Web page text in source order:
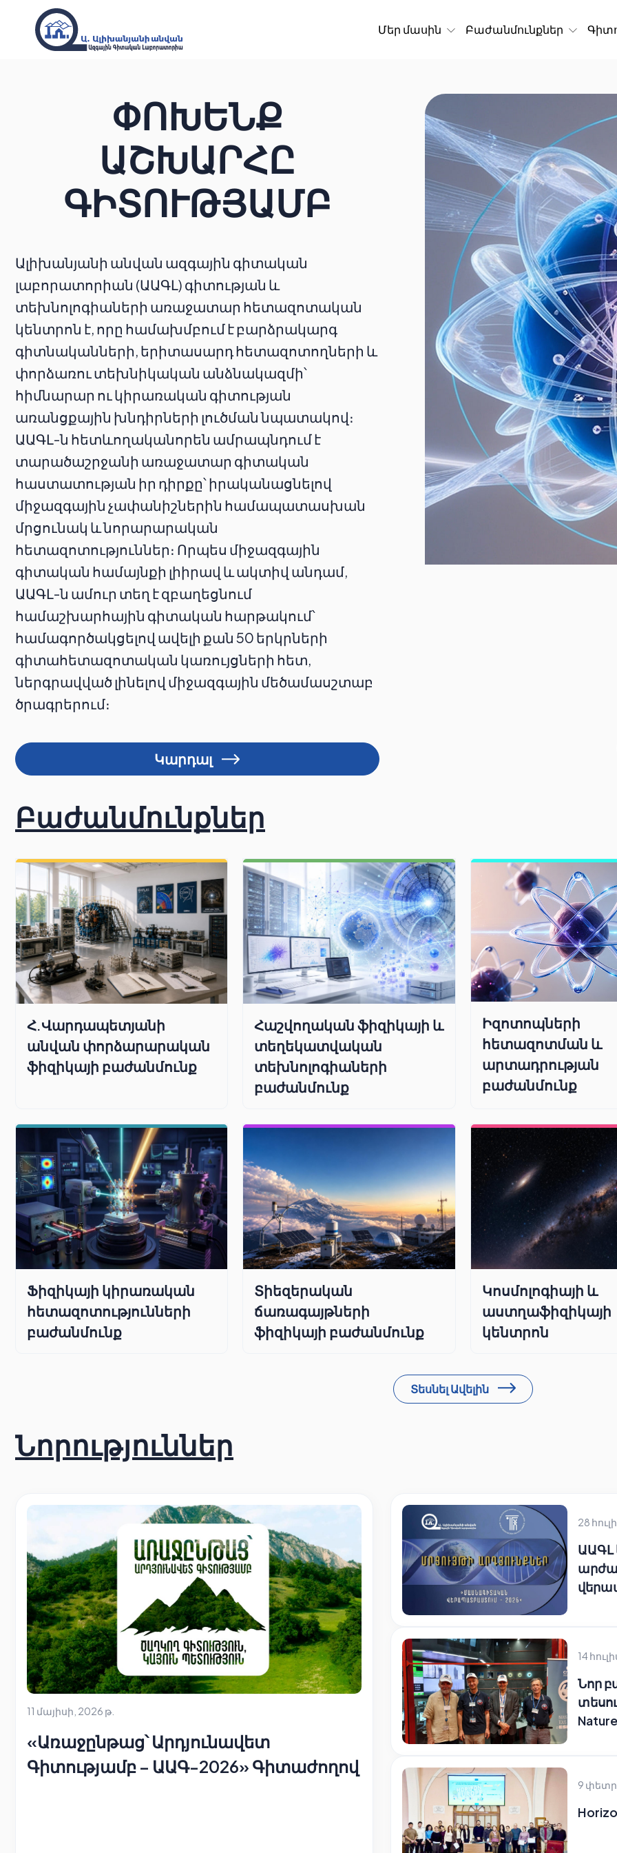
Մեր մասին Բաժանմունքներ
ՓՈԽԵՆՔ
ԱՇԽԱՐՀԸ
ԳԻՏՈՒԹՅԱՄԲ
Ալիխանյանի անվան ազգային գիտական
լաբորատորիան (ԱԱԳԼ) գիտության և
տեխնոլոգիաների առաջատար հետազոտական
կենտրոն է, որը համախմբում է բարձրակարգ
գիտնականների, երիտասարդ հետազոտողների և
փորձառու տեխնիկական անձնակազմի՝
հիմնարար ու կիրառական գիտության
առանցքային խնդիրների լուծման նպատակով։
ԱԱԳԼ-ն հետևողականորեն ամրապնդում է
տարածաշրջանի առաջատար գիտական
հաստատության իր դիրքը՝ իրականացնելով
միջազգային չափանիշներին համապատասխան
մրցունակ և նորարարական
հետազոտություններ։ Որպես միջազգային
գիտական համայնքի լիիրավ և ակտիվ անդամ,
ԱԱԳԼ-ն ամուր տեղ է զբաղեցնում
համաշխարհային գիտական հարթակում՝
համագործակցելով ավելի քան 50 երկրների
գիտահետազոտական կառույցների հետ,
ներգրավված լինելով միջազգային մեծամասշտաբ
ծրագրերում։
Կարդալ
Բաժանմունքներ
Հ.Վարդապետյանի
անվան փորձարարական
ֆիզիկայի բաժանմունք
Հաշվողական ֆիզիկայի և
տեղեկատվական
տեխնոլոգիաների
բաժանմունք
Իզոտոպների
հետազոտման և
արտադրության
բաժանմունք
Ֆիզիկայի կիրառական
հետազոտությունների
բաժանմունք
Տիեզերական
ճառագայթների
ֆիզիկայի բաժանմունք
Կոսմոլոգիայի և
աստղաֆիզիկայի
կենտրոն
Տեսնել Ավելին
Նորություններ
11 մայիսի, 2026 թ.
«Առաջընթաց՝ Արդյունավետ
Գիտությամբ – ԱԱԳ-2026» Գիտաժողով
28
ԱԱԳԼ
14
Նոր
9